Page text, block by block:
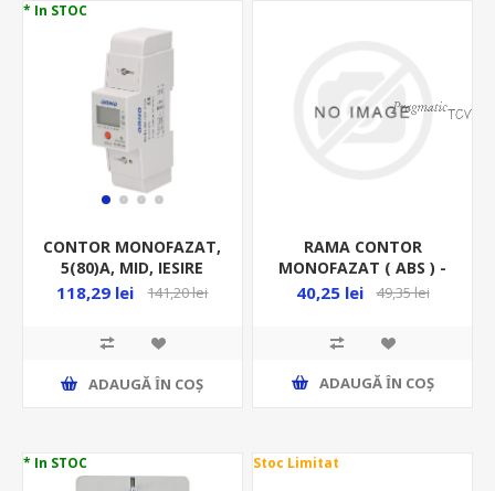
* In STOC
CONTOR MONOFAZAT,
5(80)A, MID, IESIRE
PULS, BUTON RESET,
118,29 lei 141,20 lei
ADAUGĂ ȊN COŞ
RAMA CONTOR
MONOFAZAT ( ABS ) -
SUPORT
40,25 lei 49,35 lei
ADAUGĂ ȊN COŞ
* In STOC Stoc Limitat